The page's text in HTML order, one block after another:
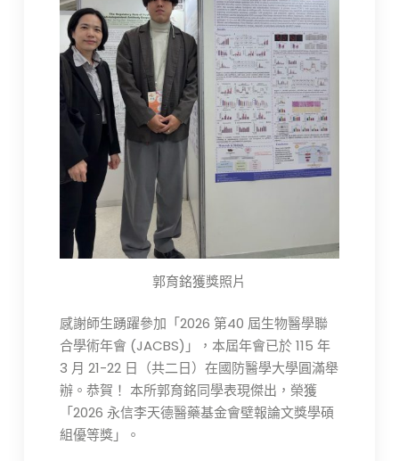
郭育銘獲獎照片
感謝師生踴躍參加「2026 第40 屆生物醫學聯
合學術年會 (JACBS)」，本屆年會已於 115 年
3 月 21-22 日（共二日）在國防醫學大學圓滿舉
辦。恭賀！ 本所郭育銘同學表現傑出，榮獲
「2026 永信李天德醫藥基金會壁報論文獎學碩
組優等獎」。